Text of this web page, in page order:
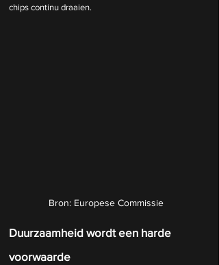
chips continu draaien.
Bron: Europese Commissie
Duurzaamheid wordt een harde
voorwaarde